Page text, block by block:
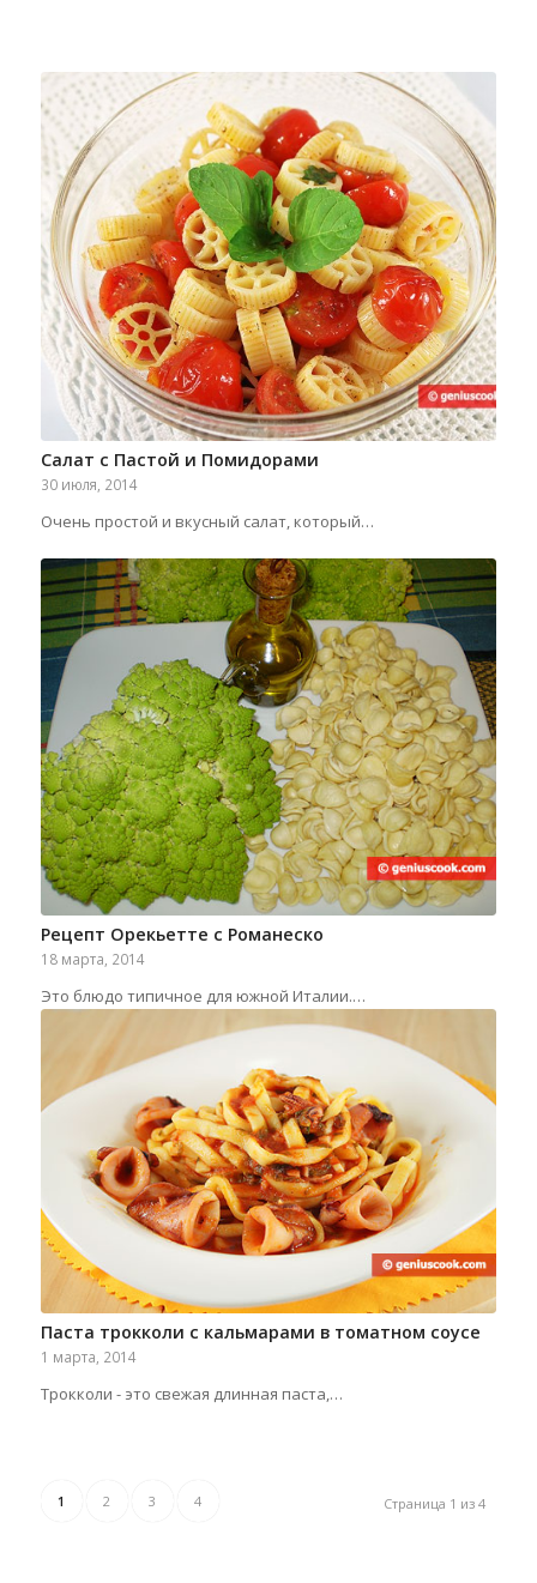
Салат с Пастой и Помидорами
30 июля, 2014
Очень простой и вкусный салат, который…
Рецепт Орекьетте с Романеско
18 марта, 2014
Это блюдо типичное для южной Италии.…
Паста трокколи с кальмарами в томатном соусе
1 марта, 2014
Трокколи - это свежая длинная паста,…
Страница 1 из 4
1 2 3 4